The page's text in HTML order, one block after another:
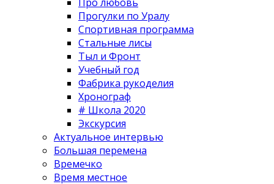
Прогулки по Уралу
Спортивная программа
Стальные лисы
Тыл и Фронт
Учебный год
Фабрика рукоделия
Хронограф
# Школа 2020
Экскурсия
Актуальное интервью
Большая перемена
Времечко
Время местное